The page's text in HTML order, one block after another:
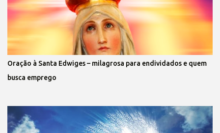
Oração à Santa Edwiges – milagrosa para endividados e quem
busca emprego